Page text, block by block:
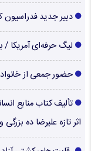
دبیر جدید
لیگ حرفه‌ای آمریکا /
حضور جمعی از
تألیف کتاب منابع
اثر تازه علیرضا ده